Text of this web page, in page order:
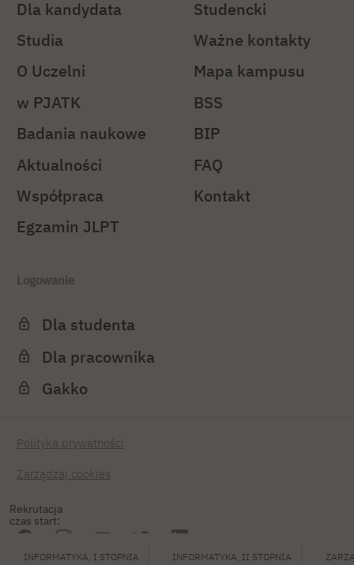
Rekrutacja
czas start:
INFORMATYKA, I STOPNIA INFORMATYKA, II STOPNIA
Dla kandydata
Studia
O Uczelni
w PJATK
Badania naukowe
Aktualności
Współpraca
Egzamin JLPT
Studencki
Ważne kontakty
Mapa kampusu
BSS
BIP
FAQ
Kontakt
Logowanie
Dla studenta
Dla pracownika
Gakko
Polityka prywatności
Zarządzaj cookies